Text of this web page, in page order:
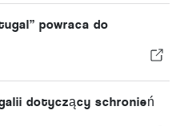
powraca do
dotyczący schronień